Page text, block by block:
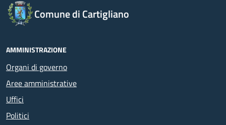
Comune di Cartigliano
AMMINISTRAZIONE
Organi di governo
Aree amministrative
Uffici
Politici